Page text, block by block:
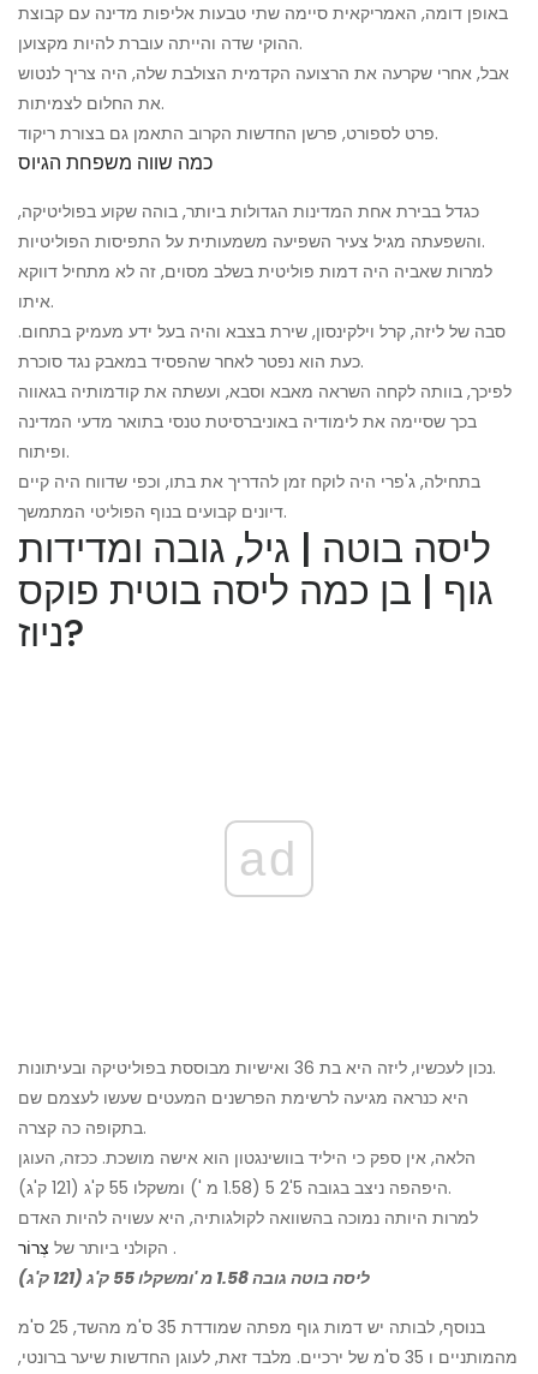
באופן דומה, האמריקאית סיימה שתי טבעות אליפות מדינה עם קבוצת
ההוקי שדה והייתה עוברת להיות מקצוען.
אבל, אחרי שקרעה את הרצועה הקדמית הצולבת שלה, היה צריך לנטוש
את החלום לצמיתות.
פרט לספורט, פרשן החדשות הקרוב התאמן גם בצורת ריקוד.
כמה שווה משפחת הגיוס
כגדל בבירת אחת המדינות הגדולות ביותר, בוהה שקוע בפוליטיקה,
והשפעתה מגיל צעיר השפיעה משמעותית על התפיסות הפוליטיות.
למרות שאביה היה דמות פוליטית בשלב מסוים, זה לא מתחיל דווקא
איתו.
סבה של ליזה, קרל וילקינסון, שירת בצבא והיה בעל ידע מעמיק בתחום.
כעת הוא נפטר לאחר שהפסיד במאבק נגד סוכרת.
לפיכך, בוותה לקחה השראה מאבא וסבא, ועשתה את קודמותיה בגאווה
בכך שסיימה את לימודיה באוניברסיטת טנסי בתואר מדעי המדינה
ופיתוח.
בתחילה, ג'פרי היה לוקח זמן להדריך את בתו, וכפי שדווח היה קיים
דיונים קבועים בנוף הפוליטי המתמשך.
ליסה בוטה | גיל, גובה ומדידות
גוף | בן כמה ליסה בוטית פוקס
ניוז?
ad
נכון לעכשיו, ליזה היא בת 36 ואישיות מבוססת בפוליטיקה ובעיתונות.
היא כנראה מגיעה לרשימת הפרשנים המעטים שעשו לעצמם שם
בתקופה כה קצרה.
הלאה, אין ספק כי היליד בוושינגטון הוא אישה מושכת. ככזה, העוגן
היפהפה ניצב בגובה 5'2 5 (1.58 מ ') ומשקלו 55 ק'ג (121 ק'ג).
למרות היותה נמוכה בהשוואה לקולגותיה, היא עשויה להיות האדם
הקולני ביותר של צְרוֹר
.
ליסה בוטה גובה 1.58 מ 'ומשקלו 55 ק'ג (121 ק'ג)
בנוסף, לבותה יש דמות גוף מפתה שמודדת 35 ס'מ מהשד, 25 ס'מ
מהמותניים ו 35 ס'מ של ירכיים. מלבד זאת, לעוגן החדשות שיער ברונטי,